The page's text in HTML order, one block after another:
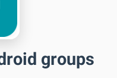
groups